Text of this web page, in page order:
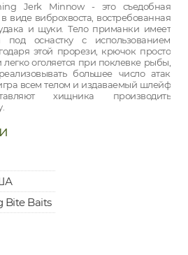
Jerk Minnow - это съедобная
виде виброхвоста, востребованная
и щуки. Тело приманки имеет
под оснастку с использованием
этой прорези, крючок просто
оголяется при поклевке рыбы,
большее число атак
всем телом и издаваемый шлейф
хищника производить
Bite Baits